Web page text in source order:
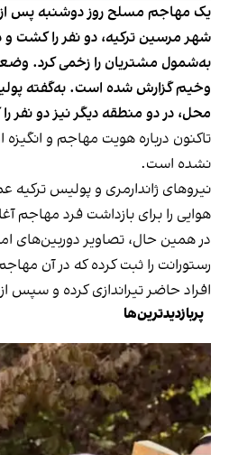
یک مهاجم مسلح روز دوشنبه پس از
به‌شمول مشتریان را زخمی کرد.
وخیم گزارش شده است. به‌گفته
محل، در دو منطقه دیگر نیز دو نفر
تاکنون درباره هویت مهاجم و
نشده است.
نیروهای ژاندارمری و پولیس ترکیه
هوایی را برای بازداشت فرد مهاجم
در همین حال، تصاویر دوربین‌های
رستورانت را ثبت کرده که در آن
افراد حاضر تیراندازی کرده و سپس
پربازدیدترین‌ها